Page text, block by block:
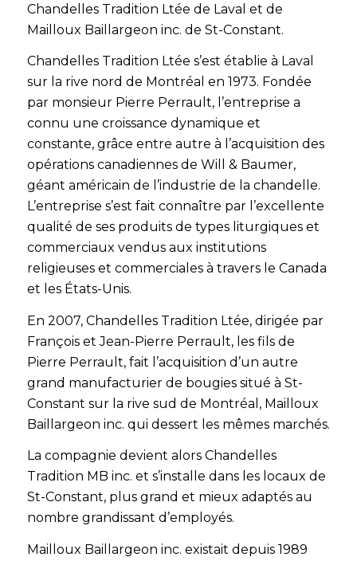
Chandelles Tradition Ltée de Laval et de
Mailloux Baillargeon inc. de St-Constant.
Chandelles Tradition Ltée s’est établie à Laval
sur la rive nord de Montréal en 1973. Fondée
par monsieur Pierre Perrault, l’entreprise a
connu une croissance dynamique et
constante, grâce entre autre à l’acquisition des
opérations canadiennes de Will & Baumer,
géant américain de l’industrie de la chandelle.
L’entreprise s’est fait connaître par l’excellente
qualité de ses produits de types liturgiques et
commerciaux vendus aux institutions
religieuses et commerciales à travers le Canada
et les États-Unis.
En 2007, Chandelles Tradition Ltée, dirigée par
François et Jean-Pierre Perrault, les fils de
Pierre Perrault, fait l’acquisition d’un autre
grand manufacturier de bougies situé à St-
Constant sur la rive sud de Montréal, Mailloux
Baillargeon inc. qui dessert les mêmes marchés.
La compagnie devient alors Chandelles
Tradition MB inc. et s’installe dans les locaux de
St-Constant, plus grand et mieux adaptés au
nombre grandissant d’employés.
Mailloux Baillargeon inc. existait depuis 1989